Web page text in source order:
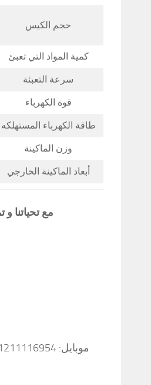
حجم الكيس
كمية المواد التي تعبئ
سرعة التعبئة
قوة الكهرباء
طاقة الكهرباء المستهلكه
وزن الماكينة
أبعاد الماكينة الخارجي
مع تحياتنا